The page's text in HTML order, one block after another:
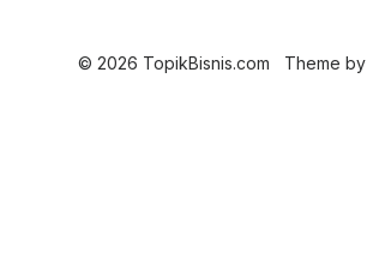
© 2026 TopikBisnis.com Theme by